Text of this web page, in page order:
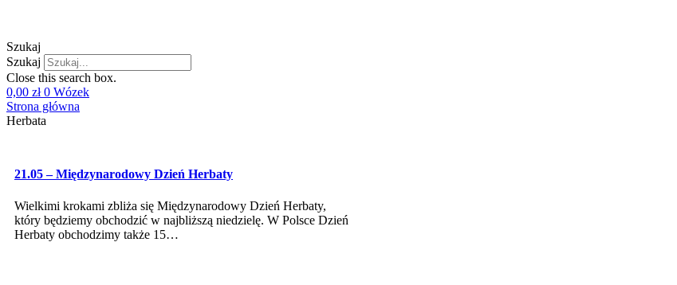
Szukaj
Szukaj
Close this search box.
0,00 zł 0 Wózek
Strona główna
Herbata
21.05 – Międzynarodowy Dzień Herbaty
Wielkimi krokami zbliża się Międzynarodowy Dzień Herbaty,
który będziemy obchodzić w najbliższą niedzielę. W Polsce Dzień
Herbaty obchodzimy także 15…